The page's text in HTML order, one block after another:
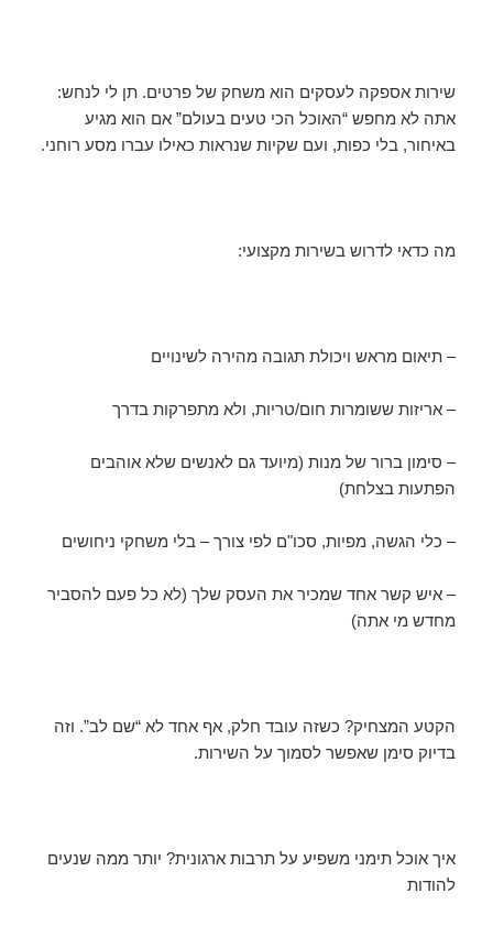
שירות אספקה לעסקים הוא משחק של פרטים. תן לי לנחש:
אתה לא מחפש “האוכל הכי טעים בעולם” אם הוא מגיע
באיחור, בלי כפות, ועם שקיות שנראות כאילו עברו מסע רוחני.
מה כדאי לדרוש בשירות מקצועי:
– תיאום מראש ויכולת תגובה מהירה לשינויים
– אריזות ששומרות חום/טריות, ולא מתפרקות בדרך
– סימון ברור של מנות (מיועד גם לאנשים שלא אוהבים
הפתעות בצלחת)
– כלי הגשה, מפיות, סכו"ם לפי צורך – בלי משחקי ניחושים
– איש קשר אחד שמכיר את העסק שלך (לא כל פעם להסביר
מחדש מי אתה)
הקטע המצחיק? כשזה עובד חלק, אף אחד לא “שם לב”. וזה
בדיוק סימן שאפשר לסמוך על השירות.
איך אוכל תימני משפיע על תרבות ארגונית? יותר ממה שנעים
להודות